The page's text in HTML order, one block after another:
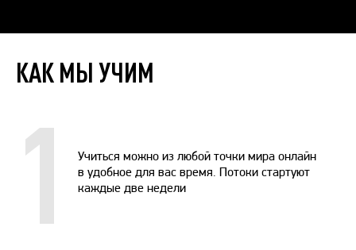
КАК МЫ УЧИМ
1
Учиться можно из любой точки мира онлайн
в удобное для вас время. Потоки стартуют
каждые две недели